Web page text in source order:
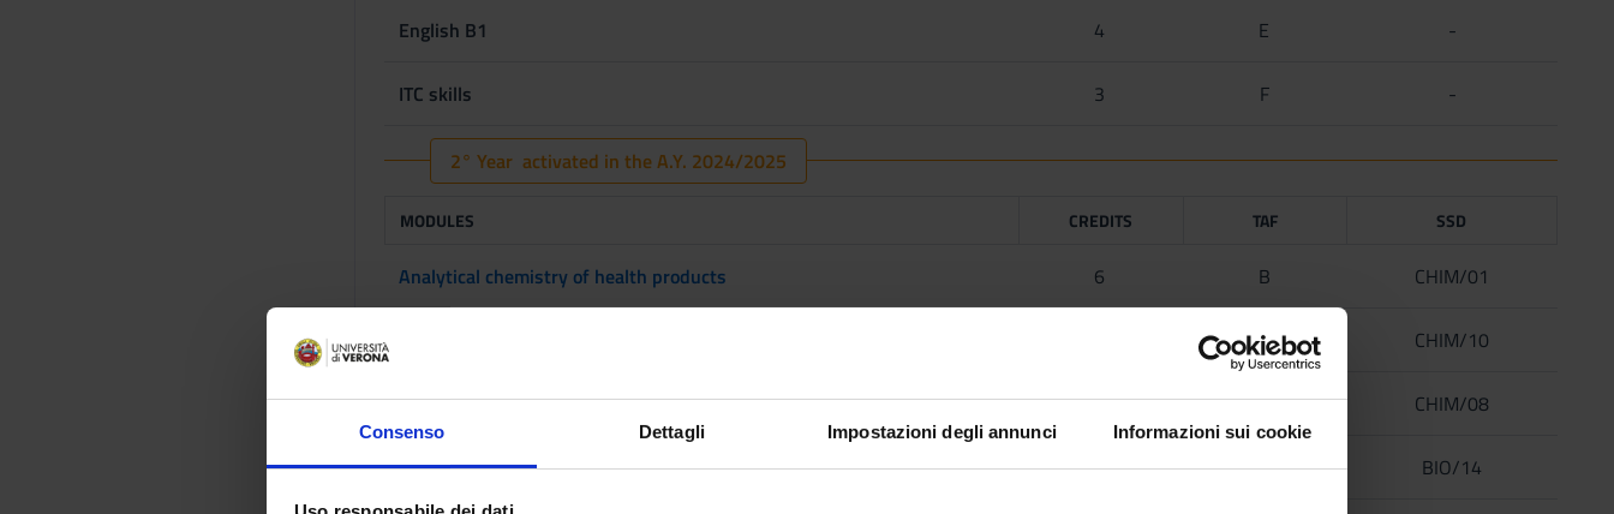
Consenso Dettagli Impostazioni degli annunci Informazioni sui cookie
English B1 4 E -
ITC skills 3 F -
2° Year activated in the A.Y. 2024/2025
MODULES CREDITS TAF SSD
Analytical chemistry of health products 6 B CHIM/01
B CHIM/10
Pharmaceutical Chemistry for food products 15 B CHIM/08
Pharmacology 9 B BIO/14